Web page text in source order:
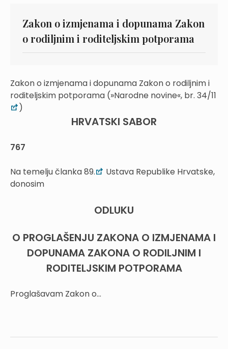
Zakon o izmjenama i dopunama Zakon
o rodiljnim i roditeljskim potporama
Zakon o izmjenama i dopunama Zakon o rodiljnim i
roditeljskim potporama (»Narodne novine«, br. 34/11
)
HRVATSKI SABOR
767
Na temelju članka 89.
Ustava Republike Hrvatske,
donosim
ODLUKU
O PROGLAŠENJU ZAKONA O IZMJENAMA I
DOPUNAMA ZAKONA O RODILJNIM I
RODITELJSKIM POTPORAMA
Proglašavam Zakon o...